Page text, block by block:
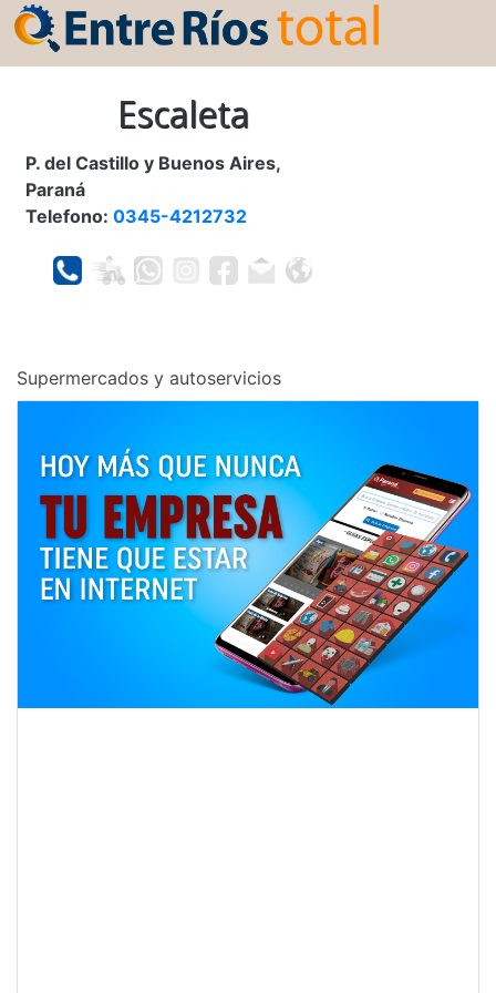
Escaleta
P. del Castillo y Buenos Aires,
Paraná
Telefono: 0345-4212732
Supermercados y autoservicios